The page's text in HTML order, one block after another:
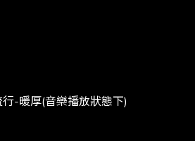
-暖厚(音樂播放狀態下)